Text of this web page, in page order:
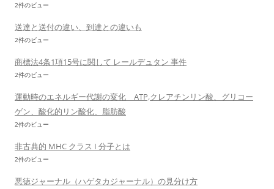
2件のビュー
送達と送付の違い、到達との違いも
2件のビュー
商標法4条1項15号に関して レールデュタン 事件
2件のビュー
運動時のエネルギー代謝の変化 ATP,クレアチンリン酸、グリコー
ゲン、酸化的リン酸化、脂肪酸
2件のビュー
非古典的 MHC クラス I 分子とは
2件のビュー
悪徳ジャーナル（ハゲタカジャーナル）の見分け方